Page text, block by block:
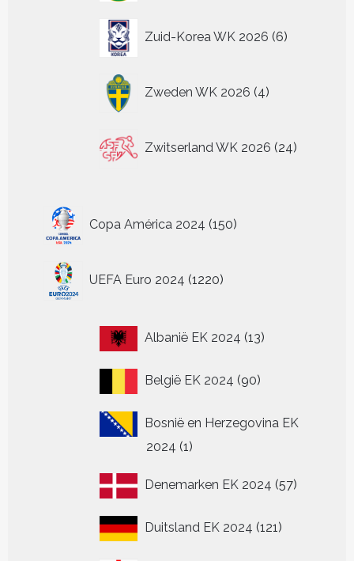
Zuid-Korea WK 2026 6
producten
Zweden WK 2026 4
producten
Zwitserland WK 2026 24
producten
Copa América 2024 150
producten
UEFA Euro 2024 1220
producten
Albanië EK 2024 1313
België EK 2024 9090
Bosnië en Herzegovina EK
2024 1 1
Denemarken EK 2024 5757
Duitsland EK 2024 121121